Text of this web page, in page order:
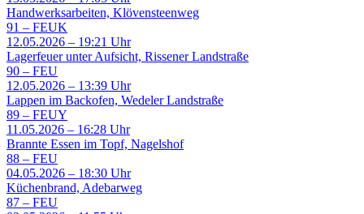
Handwerksarbeiten, Klövensteenweg
91 – FEUK
12.05.2026 – 19:21 Uhr
Lagerfeuer unter Aufsicht, Rissener Landstraße
90 – FEU
12.05.2026 – 13:39 Uhr
Lappen im Backofen, Wedeler Landstraße
89 – FEUY
11.05.2026 – 16:28 Uhr
Brannte Essen im Topf, Nagelshof
88 – FEU
04.05.2026 – 18:30 Uhr
Küchenbrand, Adebarweg
87 – FEU